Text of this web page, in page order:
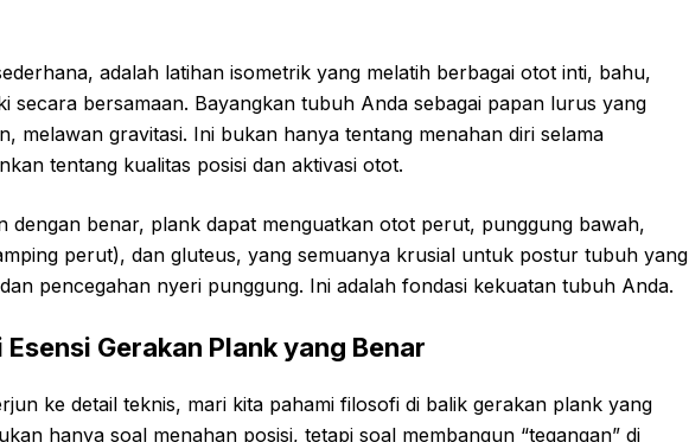
adalah latihan isometrik yang melatih berbagai otot inti, bahu,
secara bersamaan. Bayangkan tubuh Anda sebagai papan lurus yang
melawan gravitasi. Ini bukan hanya tentang menahan diri selama
tentang kualitas posisi dan aktivasi otot.
dengan benar, plank dapat menguatkan otot perut, punggung bawah,
perut), dan gluteus, yang semuanya krusial untuk postur tubuh yang
pencegahan nyeri punggung. Ini adalah fondasi kekuatan tubuh Anda.
Gerakan Plank yang Benar
ke detail teknis, mari kita pahami filosofi di balik gerakan plank yang
hanya soal menahan posisi, tetapi soal membangun “tegangan” di